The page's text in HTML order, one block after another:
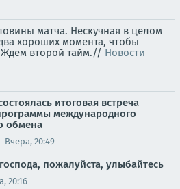
матча. Нескучная в целом
хороших момента, чтобы
Ждем второй тайм.// Новости
итоговая встреча
международного
обмена
Вчера, 20:49
пожалуйста, улыбайтесь
20:16